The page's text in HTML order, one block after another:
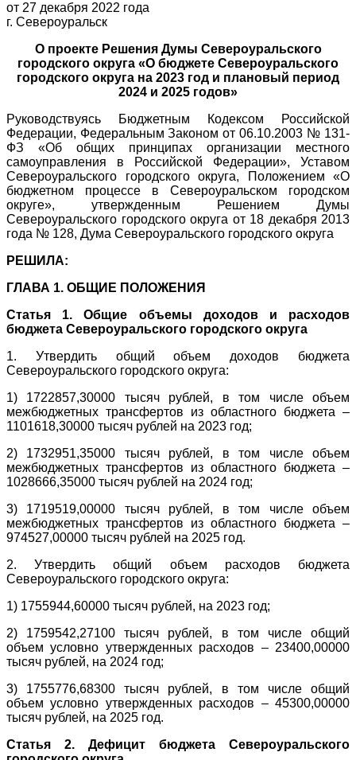
от 27 декабря 2022 года
г. Североуральск
О проекте Решения Думы Североуральского
городского округа «О бюджете Североуральского
городского округа на 2023 год и плановый период
2024 и 2025 годов»
Руководствуясь Бюджетным Кодексом Российской
Федерации, Федеральным Законом от 06.10.2003 № 131-
ФЗ «Об общих принципах организации местного
самоуправления в Российской Федерации», Уставом
Североуральского городского округа, Положением «О
бюджетном процессе в Североуральском городском
округе», утвержденным Решением Думы
Североуральского городского округа от 18 декабря 2013
года № 128, Дума Североуральского городского округа
РЕШИЛА:
ГЛАВА 1. ОБЩИЕ ПОЛОЖЕНИЯ
Статья 1. Общие объемы доходов и расходов
бюджета Североуральского городского округа
1. Утвердить общий объем доходов бюджета
Североуральского городского округа:
1) 1722857,30000 тысяч рублей, в том числе объем
межбюджетных трансфертов из областного бюджета –
1101618,30000 тысяч рублей на 2023 год;
2) 1732951,35000 тысяч рублей, в том числе объем
межбюджетных трансфертов из областного бюджета –
1028666,35000 тысяч рублей на 2024 год;
3) 1719519,00000 тысяч рублей, в том числе объем
межбюджетных трансфертов из областного бюджета –
974527,00000 тысяч рублей на 2025 год.
2. Утвердить общий объем расходов бюджета
Североуральского городского округа:
1) 1755944,60000 тысяч рублей, на 2023 год;
2) 1759542,27100 тысяч рублей, в том числе общий
объем условно утвержденных расходов – 23400,00000
тысяч рублей, на 2024 год;
3) 1755776,68300 тысяч рублей, в том числе общий
объем условно утвержденных расходов – 45300,00000
тысяч рублей, на 2025 год.
Статья 2. Дефицит бюджета Североуральского